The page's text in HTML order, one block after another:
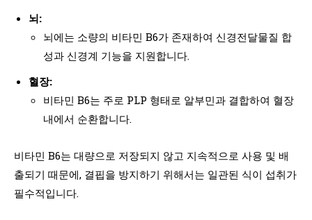
뇌:
뇌에는 소량의 비타민 B6가 존재하여 신경전달물질 합
성과 신경계 기능을 지원합니다.
혈장:
비타민 B6는 주로 PLP 형태로 알부민과 결합하여 혈장
내에서 순환합니다.
비타민 B6는 대량으로 저장되지 않고 지속적으로 사용 및 배
출되기 때문에, 결핍을 방지하기 위해서는 일관된 식이 섭취가
필수적입니다.